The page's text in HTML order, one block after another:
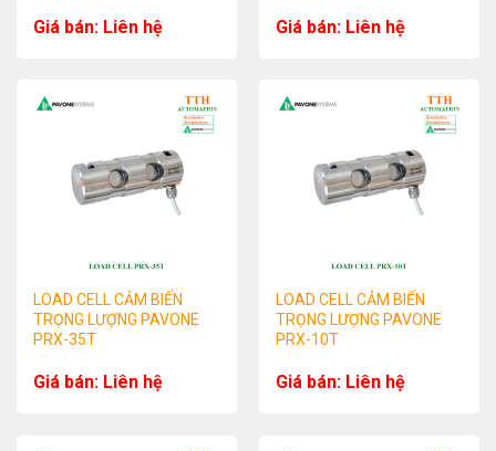
Giá bán: Liên hệ Giá bán: Liên hệ
LOAD CELL CẢM BIẾN
TRỌNG LƯỢNG PAVONE
PRX-35T
Giá bán: Liên hệ
LOAD CELL CẢM BIẾN
TRỌNG LƯỢNG PAVONE
PRX-10T
Giá bán: Liên hệ